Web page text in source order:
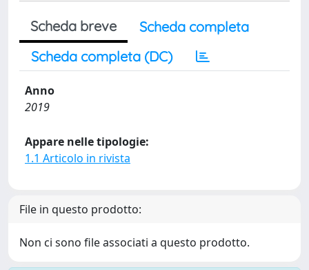
Scheda breve
Scheda completa
Scheda completa (DC)
Anno
2019
Appare nelle tipologie:
1.1 Articolo in rivista
File in questo prodotto:
Non ci sono file associati a questo prodotto.